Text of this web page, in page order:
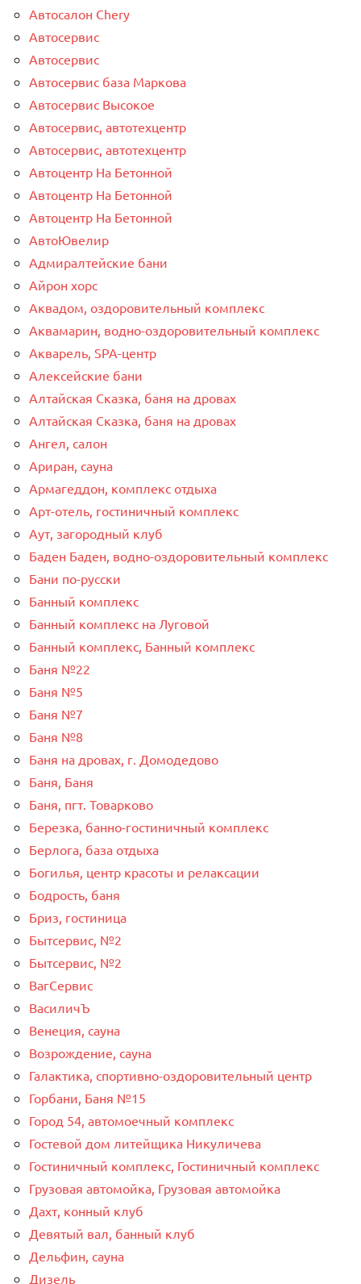
Автосалон Chery
Автосервис
Автосервис
Автосервис база Маркова
Автосервис Высокое
Автосервис, автотехцентр
Автосервис, автотехцентр
Автоцентр На Бетонной
Автоцентр На Бетонной
Автоцентр На Бетонной
АвтоЮвелир
Адмиралтейские бани
Айрон хорс
Аквадом, оздоровительный комплекс
Аквамарин, водно-оздоровительный комплекс
Акварель, SPA-центр
Алексейские бани
Алтайская Сказка, баня на дровах
Алтайская Сказка, баня на дровах
Ангел, салон
Ариран, сауна
Армагеддон, комплекс отдыха
Арт-отель, гостиничный комплекс
Аут, загородный клуб
Баден Баден, водно-оздоровительный комплекс
Бани по-русски
Банный комплекс
Банный комплекс на Луговой
Банный комплекс, Банный комплекс
Баня №22
Баня №5
Баня №7
Баня №8
Баня на дровах, г. Домодедово
Баня, Баня
Баня, пгт. Товарково
Березка, банно-гостиничный комплекс
Берлога, база отдыха
Богилья, центр красоты и релаксации
Бодрость, баня
Бриз, гостиница
Бытсервис, №2
Бытсервис, №2
ВагСервис
ВасиличЪ
Венеция, сауна
Возрождение, сауна
Галактика, спортивно-оздоровительный центр
Горбани, Баня №15
Город 54, автомоечный комплекс
Гостевой дом литейщика Никуличева
Гостиничный комплекс, Гостиничный комплекс
Грузовая автомойка, Грузовая автомойка
Дахт, конный клуб
Девятый вал, банный клуб
Дельфин, сауна
Дизель